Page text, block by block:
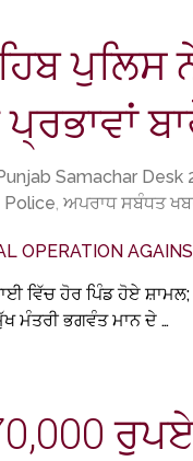
Samachar Desk
Police, ਅਪਰਾਧ ਸਬੰਧਤ
ਵਿੱਚ ਹੋਰ ਪਿੰਡ ਹੋਏ
ਮੰਤਰੀ ਭਗਵੰਤ ਮਾਨ ਦੇ …